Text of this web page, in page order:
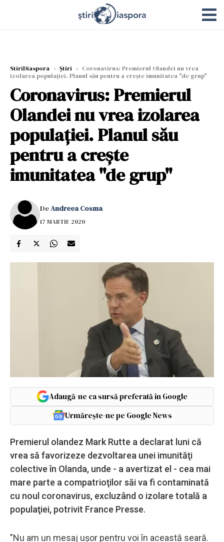
StiriDiaspora › Știri › Coronavirus: Premierul Olandei nu vrea
izolarea populaţiei. Planul său pentru a creşte imunitatea "de grup"
Coronavirus: Premierul
Olandei nu vrea izolarea
populaţiei. Planul său
pentru a creşte
imunitatea "de grup"
DeAndreea Cosma
17 MARTIE 2020
Adaugă-ne ca sursă preferată în Google
Urmărește-ne pe Google News
Premierul olandez Mark Rutte a declarat luni că
vrea să favorizeze dezvoltarea unei imunităţi
colective în Olanda, unde - a avertizat el - cea mai
mare parte a compatrioţilor săi va fi contaminată
cu noul coronavirus, excluzând o izolare totală a
populaţiei, potrivit France Presse.
"Nu am un mesaj uşor pentru voi în această seară.